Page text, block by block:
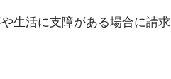
生活に支障がある場合に請求